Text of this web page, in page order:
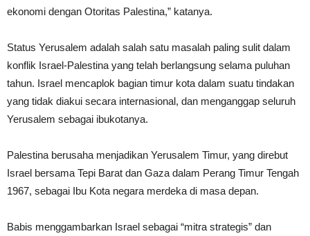
ekonomi dengan Otoritas Palestina,” katanya.
Status Yerusalem adalah salah satu masalah paling sulit dalam
konflik Israel-Palestina yang telah berlangsung selama puluhan
tahun. Israel mencaplok bagian timur kota dalam suatu tindakan
yang tidak diakui secara internasional, dan menganggap seluruh
Yerusalem sebagai ibukotanya.
Palestina berusaha menjadikan Yerusalem Timur, yang direbut
Israel bersama Tepi Barat dan Gaza dalam Perang Timur Tengah
1967, sebagai Ibu Kota negara merdeka di masa depan.
Babis menggambarkan Israel sebagai “mitra strategis” dan